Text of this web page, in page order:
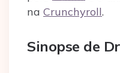
na Crunchyroll.
Sinopse de